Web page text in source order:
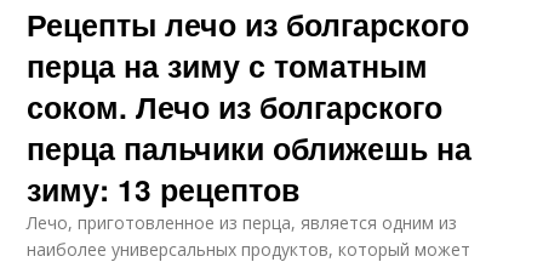
Рецепты лечо из болгарского
перца на зиму с томатным
соком. Лечо из болгарского
перца пальчики оближешь на
зиму: 13 рецептов
Лечо, приготовленное из перца, является одним из
наиболее универсальных продуктов, который может